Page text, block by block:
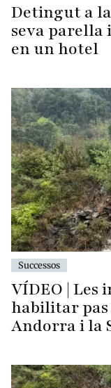
Detingut a
seva parella
en un hotel
Successos
VÍDEO | Les
habilitar
Andorra i la